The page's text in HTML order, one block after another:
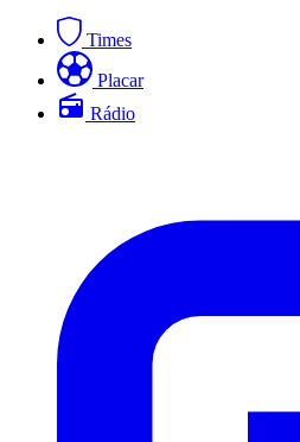
Times
Placar
Rádio